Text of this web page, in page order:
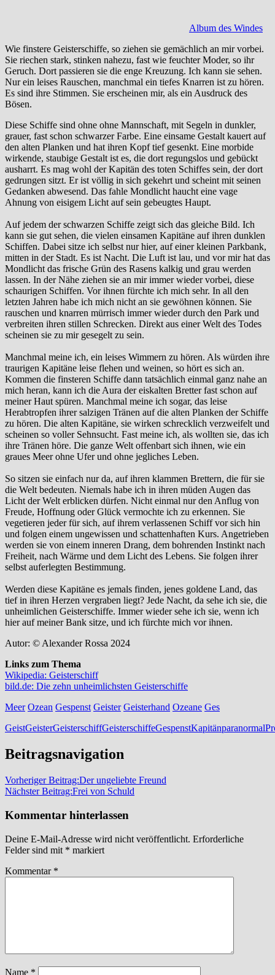
Album des Windes
Wie finstere Geisterschiffe, so ziehen sie gemächlich an mir vorbei.
Sie riechen stark, stinken nahezu, fast wie feuchter Moder, so ihr
Geruch. Dort passieren sie die enge Kreuzung. Ich kann sie sehen.
Nur ein leises Rauschen, manchmal ein tiefes Knarren ist zu hören.
Es sind ihre Stimmen. Sie erscheinen mir, als ein Ausdruck des
Bösen.
Diese Schiffe sind ohne ohne Mannschaft, mit Segeln in dunkler,
grauer, fast schon schwarzer Farbe. Eine einsame Gestalt kauert auf
den alten Planken und hat ihren Kopf tief gesenkt. Eine morbide
wirkende, staubige Gestalt ist es, die dort regungslos und gebückt
ausharrt. Es mag wohl der Kapitän des toten Schiffes sein, der dort
gedrungen sitzt. Er ist völlig in sich gekehrt und scheint mit seinen
Gedanken abwesend. Das fahle Mondlicht haucht eine vage
Ahnung von eisigem Licht auf sein gebeugtes Haupt.
Auf jedem der schwarzen Schiffe zeigt sich das gleiche Bild. Ich
kann sie gut sehen, die vielen einsamen Kapitäne auf ihren dunklen
Schiffen. Dabei sitze ich selbst nur hier, auf einer kleinen Parkbank,
mitten in der Stadt. Es ist Nacht. Die Luft ist lau, und vor mir hat das
Mondlicht das frische Grün des Rasens kalkig und grau werden
lassen. In der Nähe ziehen sie an mir immer wieder vorbei, diese
schaurigen Schiffen. Vor ihnen fürchte ich mich sehr. In all den
letzten Jahren habe ich mich nicht an sie gewöhnen können. Sie
rauschen und knarren mürrisch immer wieder durch den Park und
verbreiten ihren stillen Schrecken. Direkt aus einer Welt des Todes
scheinen sie zu mir gesegelt zu sein.
Manchmal meine ich, ein leises Wimmern zu hören. Als würden ihre
traurigen Kapitäne leise flehen und weinen, so hört es sich an.
Kommen die finsteren Schiffe dann tatsächlich einmal ganz nahe an
mich heran, kann ich die Aura der eiskalten Bretter fast schon auf
meiner Haut spüren. Manchmal meine ich sogar, das leise
Herabtropfen ihrer salzigen Tränen auf die alten Planken der Schiffe
zu hören. Die alten Kapitäne, sie wirken schrecklich verzweifelt und
scheinen so voller Sehnsucht. Fast meine ich, als wollten sie, das ich
ihre Tränen höre. Die ganze Welt offenbart sich ihnen, wie ein
graues Meer ohne Ufer und ohne jegliches Leben.
So sitzen sie einfach nur da, auf ihren klammen Brettern, die für sie
die Welt bedeuten. Niemals habe ich in ihren müden Augen das
Licht der Welt erblicken dürfen. Nicht einmal nur den Anflug von
Freude, Hoffnung oder Glück vermochte ich zu erkennen. Sie
vegetieren jeder für sich, auf ihrem verlassenen Schiff vor sich hin
und folgen einem ungewissen und schattenhaften Kurs. Angetrieben
werden sie von einem inneren Drang, dem bohrenden Instinkt nach
Freiheit, nach Wärme und dem Licht des Lebens. Sie folgen ihrer
selbst auferlegten Bestimmung.
Werden diese Kapitäne es jemals finden, jenes goldene Land, das
tief in ihren Herzen vergraben liegt? Jede Nacht, da sehe ich sie, die
unheimlichen Geisterschiffe. Immer wieder sehe ich sie, wenn ich
hier auf meiner Bank sitze, und ich fürchte mich vor ihnen.
Autor: © Alexander Rossa 2024
Links zum Thema
Wikipedia: Geisterschiff
bild.de: Die zehn unheimlichsten Geisterschiffe
Meer Ozean Gespenst Geister Geisterhand Ozeane Ges
GeistGeisterGeisterschiffGeisterschiffeGespenstKapitänparanormal
Beitragsnavigation
Vorheriger Beitrag:Der ungeliebte Freund
Nächster Beitrag:Frei von Schuld
Kommentar hinterlassen
Deine E-Mail-Adresse wird nicht veröffentlicht. Erforderliche
Felder sind mit * markiert
Kommentar *
Name *